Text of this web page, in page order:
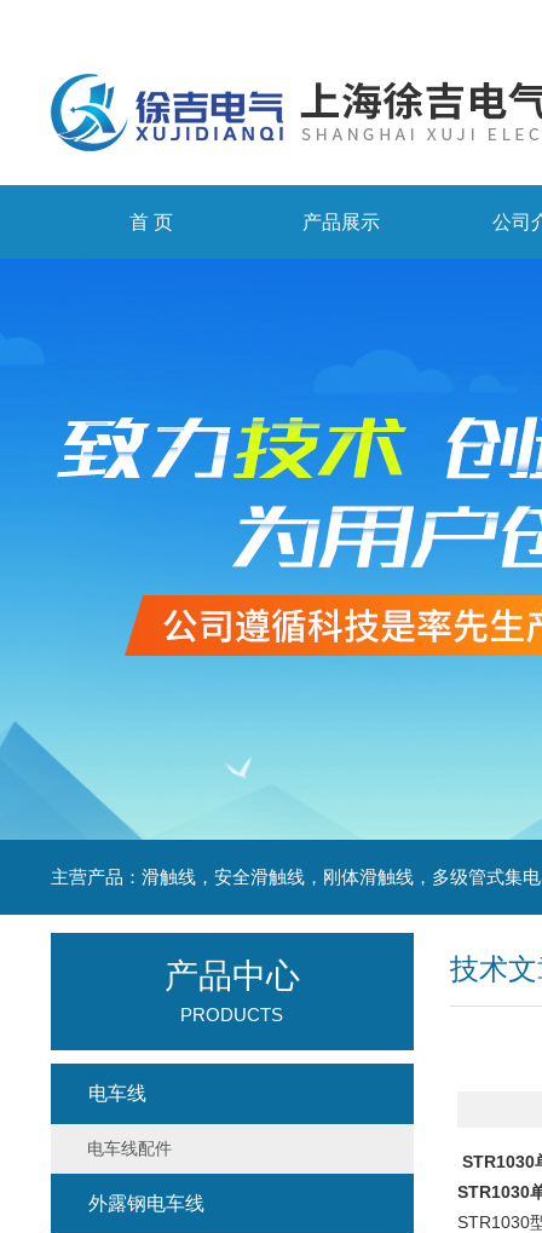
首 页 产品展示 公司
技术
STR1030
STR1030
STR1030
产品中心
PRODUCTS
电车线
电车线配件
外露钢电车线